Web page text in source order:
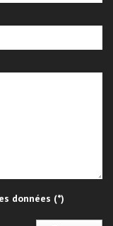
données (*)